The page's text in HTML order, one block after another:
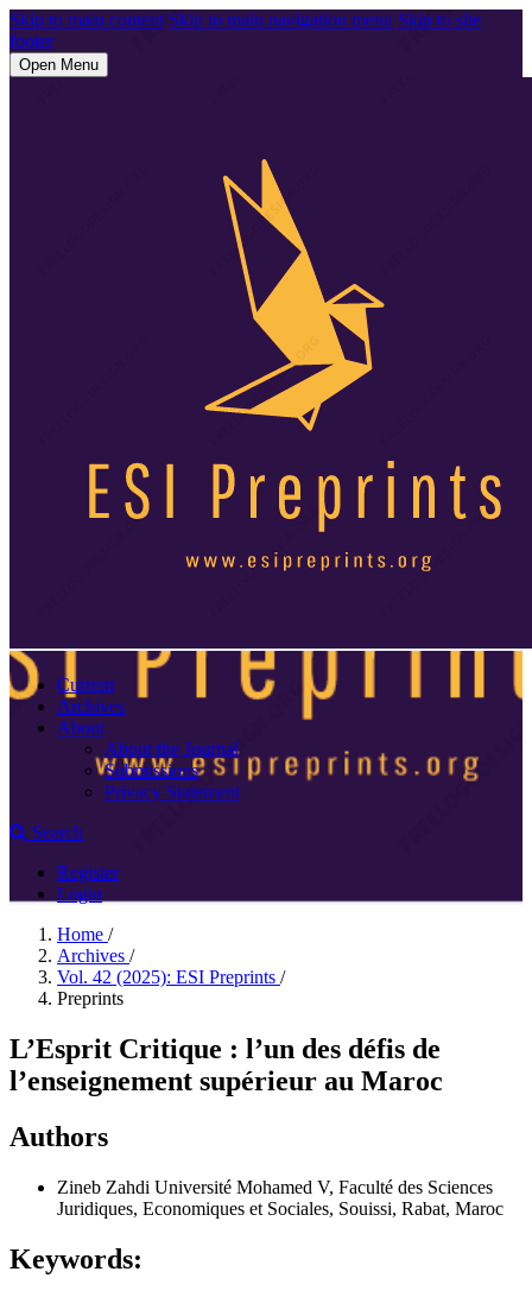
Skip to main content Skip to main navigation menu Skip to site
footer
Open Menu
Current
Archives
About
About the Journal
Submissions
Privacy Statement
Search
Register
Login
Home /
Archives /
Vol. 42 (2025): ESI Preprints /
Preprints
L’Esprit Critique : l’un des défis de
l’enseignement supérieur au Maroc
Authors
Zineb Zahdi Université Mohamed V, Faculté des Sciences
Juridiques, Economiques et Sociales, Souissi, Rabat, Maroc
Keywords: